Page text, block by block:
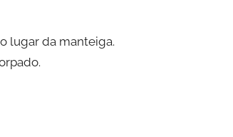
lugar da manteiga.